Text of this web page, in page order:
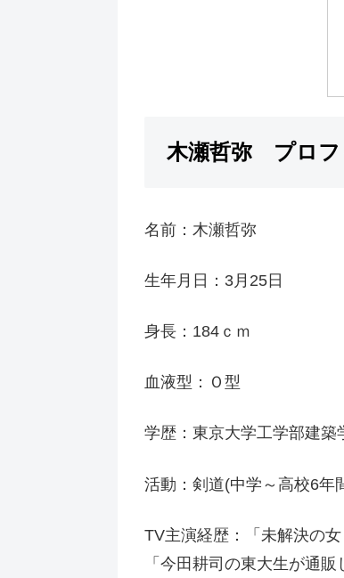
木瀬哲弥 プロフ
名前：木瀬哲弥
生年月日：3月25日
身長：184ｃｍ
血液型：Ｏ型
学歴：東京大学工学部建
活動：剣道(中学～高校6年
TV主演経歴：「未解決の
「今田耕司の東大生が通